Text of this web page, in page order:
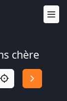
chère